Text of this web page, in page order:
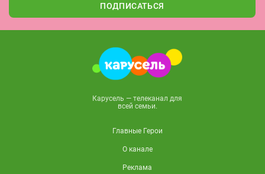
ПОДПИСАТЬСЯ
Карусель — телеканал для
всей семьи.
Главные Герои
О канале
Реклама